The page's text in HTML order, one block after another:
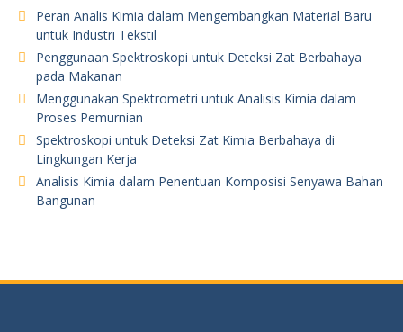
Peran Analis Kimia dalam Mengembangkan Material Baru
untuk Industri Tekstil
Penggunaan Spektroskopi untuk Deteksi Zat Berbahaya
pada Makanan
Menggunakan Spektrometri untuk Analisis Kimia dalam
Proses Pemurnian
Spektroskopi untuk Deteksi Zat Kimia Berbahaya di
Lingkungan Kerja
Analisis Kimia dalam Penentuan Komposisi Senyawa Bahan
Bangunan